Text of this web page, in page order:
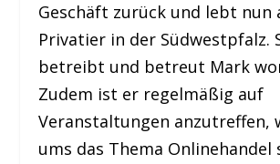
Geschäft zurück und lebt nun
Privatier in der Südwestpfalz.
betreibt und betreut Mark
Zudem ist er regelmäßig auf
Veranstaltungen anzutreffen,
ums das Thema Onlinehandel